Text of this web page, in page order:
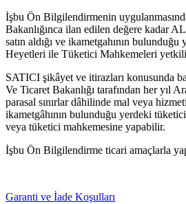
İşbu Ön Bilgilendirmenin
Bakanlığınca ilan edilen değere kadar
satın aldığı ve ikametgahının
Heyetleri ile Tüketici Mahkemeleri
SATICI şikâyet ve itirazları konusunda
Ve Ticaret Bakanlığı tarafından her yıl
parasal sınırlar dâhilinde mal veya hizmeti
ikametgâhının bulunduğu yerdeki
veya tüketici mahkemesine yapabilir.
İşbu Ön Bilgilendirme ticari amaçlarla
Garanti ve İade Koşulları